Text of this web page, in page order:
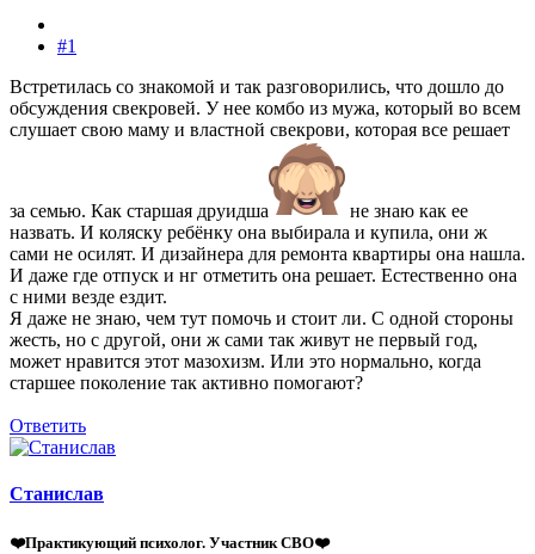
#1
Встретилась со знакомой и так разговорились, что дошло до
обсуждения свекровей. У нее комбо из мужа, который во всем
слушает свою маму и властной свекрови, которая все решает
за семью. Как старшая друидша
не знаю как ее
назвать. И коляску ребёнку она выбирала и купила, они ж
сами не осилят. И дизайнера для ремонта квартиры она нашла.
И даже где отпуск и нг отметить она решает. Естественно она
с ними везде ездит.
Я даже не знаю, чем тут помочь и стоит ли. С одной стороны
жесть, но с другой, они ж сами так живут не первый год,
может нравится этот мазохизм. Или это нормально, когда
старшее поколение так активно помогают?
Ответить
Станислав
❤️Практикующий психолог. Участник СВО❤️